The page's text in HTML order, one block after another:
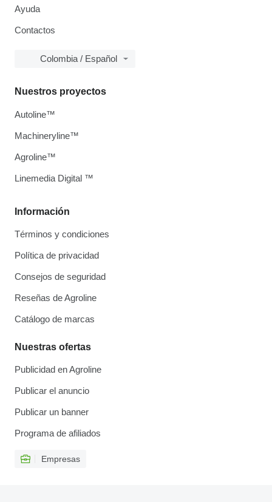
Ayuda
Contactos
Colombia / Español
Información
Términos y condiciones
Política de privacidad
Consejos de seguridad
Reseñas de Agroline
Catálogo de marcas
Nuestras ofertas
Publicidad en Agroline
Publicar el anuncio
Publicar un banner
Programa de afiliados
Empresas
Nuestros proyectos
Autoline™
Machineryline™
Agroline™
Linemedia Digital ™